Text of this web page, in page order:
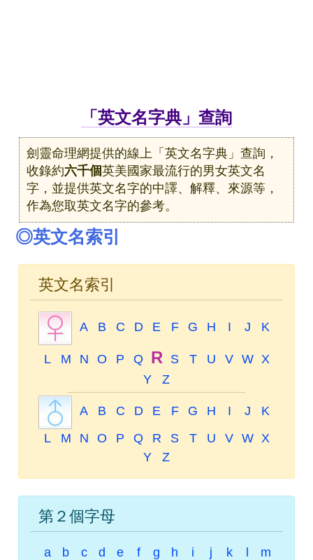
「英文名字典」查詢
劍靈命理網提供的線上「英文名字典」查詢，
收錄約六千個英美國家最流行的男女英文名
字，並提供英文名字的中譯、解釋、來源等，
作為您取英文名字的參考。
◎英文名索引
英文名索引
A B C D E F G H I J K
L M N O P Q R S T U V W X
Y
Z
A B C D E F G H I J
K
L
M N O P Q R S T U V W X
Y
Z
第２個字母
a b c d e f g h i j k
m